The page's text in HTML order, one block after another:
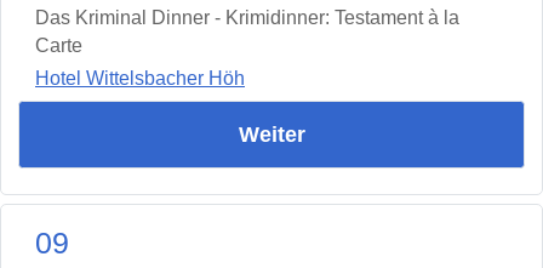
Das Kriminal Dinner - Krimidinner: Testament à la
Carte
Hotel Wittelsbacher Höh
Weiter
09